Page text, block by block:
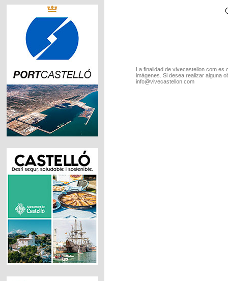
La finalidad de vivecastellon.com
imágenes. Si desea realizar alguna
info@vivecastellon.com